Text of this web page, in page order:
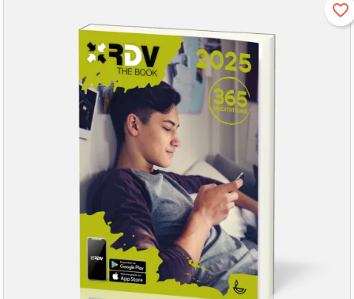
favorite_border